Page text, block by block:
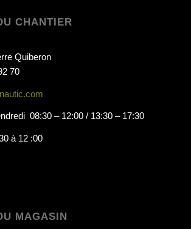
CHANTIER
Quiberon
70
08:30 – 12:00 / 13:30 – 17:30
à 12 :00
MAGASIN